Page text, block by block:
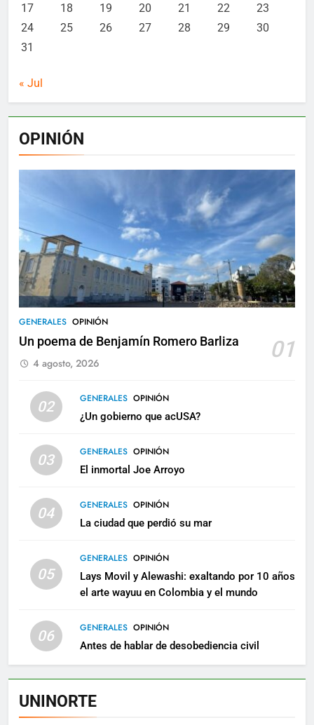
17
18 19 20 21 22
23
24
25 26 27 28 29
30
31
« Jul
OPINIÓN
GENERALES OPINIÓN
Un poema de Benjamín Romero Barliza 01
4 agosto, 2026
02 GENERALES OPINIÓN
¿Un gobierno que acUSA?
03 GENERALES OPINIÓN
El inmortal Joe Arroyo
04 GENERALES OPINIÓN
La ciudad que perdió su mar
05
GENERALES OPINIÓN
Lays Movil y Alewashi: exaltando por 10 años
el arte wayuu en Colombia y el mundo
06 GENERALES OPINIÓN
Antes de hablar de desobediencia civil
UNINORTE